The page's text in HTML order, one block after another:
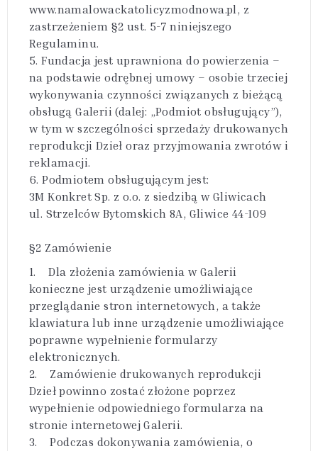
www.namalowackatolicyzmodnowa.pl, z
zastrzeżeniem §2 ust. 5-7 niniejszego
Regulaminu.
5. Fundacja jest uprawniona do powierzenia –
na podstawie odrębnej umowy – osobie trzeciej
wykonywania czynności związanych z bieżącą
obsługą Galerii (dalej: „Podmiot obsługujący”),
w tym w szczególności sprzedaży drukowanych
reprodukcji Dzieł oraz przyjmowania zwrotów i
reklamacji.
6. Podmiotem obsługującym jest:
3M Konkret Sp. z o.o. z siedzibą w Gliwicach
ul. Strzelców Bytomskich 8A, Gliwice 44-109
§2 Zamówienie
1. Dla złożenia zamówienia w Galerii
konieczne jest urządzenie umożliwiające
przeglądanie stron internetowych, a także
klawiatura lub inne urządzenie umożliwiające
poprawne wypełnienie formularzy
elektronicznych.
2. Zamówienie drukowanych reprodukcji
Dzieł powinno zostać złożone poprzez
wypełnienie odpowiedniego formularza na
stronie internetowej Galerii.
3. Podczas dokonywania zamówienia, o